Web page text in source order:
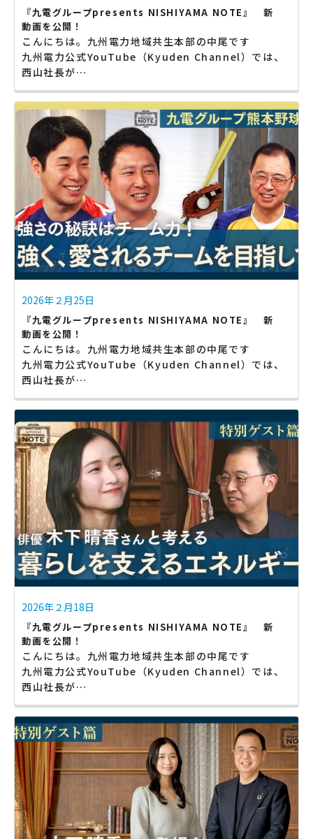
『九電グループpresents NISHIYAMA NOTE』 新
動画を公開！
こんにちは。九州電力地域共生本部の中尾です
九州電力公式YouTube（Kyuden Channel）では、
西山社長が…
2026年２月25日
『九電グループpresents NISHIYAMA NOTE』 新
動画を公開！
こんにちは。九州電力地域共生本部の中尾です
九州電力公式YouTube（Kyuden Channel）では、
西山社長が…
2026年２月18日
『九電グループpresents NISHIYAMA NOTE』 新
動画を公開！
こんにちは。九州電力地域共生本部の中尾です
九州電力公式YouTube（Kyuden Channel）では、
西山社長が…